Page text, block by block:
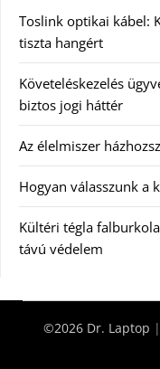
Toslink optikai kábel:
tiszta hangért
Követeléskezelés
biztos jogi háttér
Az élelmiszer
Hogyan válasszunk a
Kültéri tégla
távú védelem
©2026 Dr. Laptop